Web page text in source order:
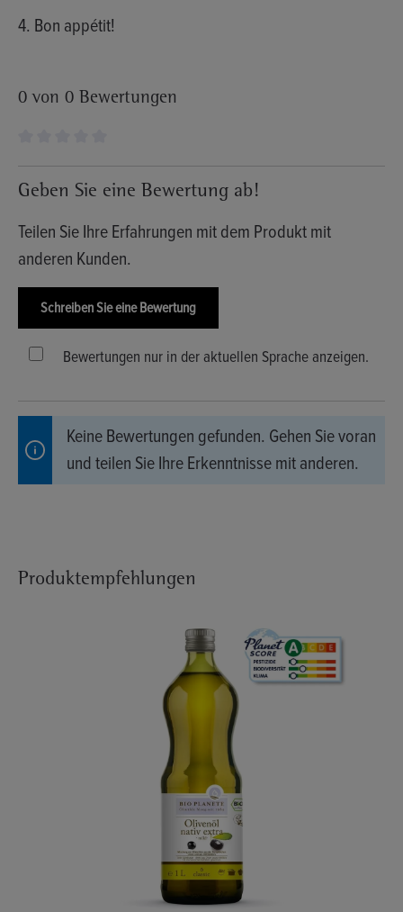
4. Bon appétit!
0 von 0 Bewertungen
Durchschnittliche Bewertung von 0 von 5 Sternen
Geben Sie eine Bewertung ab!
Teilen Sie Ihre Erfahrungen mit dem Produkt mit
anderen Kunden.
Schreiben Sie eine Bewertung
Bewertungen nur in der aktuellen Sprache anzeigen.
Keine Bewertungen gefunden. Gehen Sie voran
und teilen Sie Ihre Erkenntnisse mit anderen.
Produktempfehlungen